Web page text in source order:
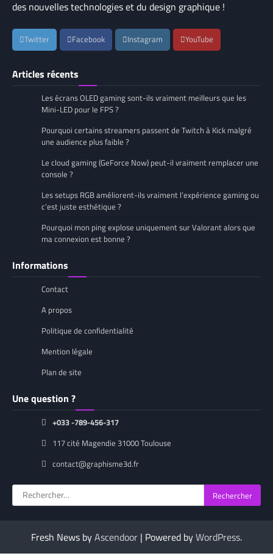
des nouvelles technologies et du design graphique !
Twitter Facebook Instagram YouTube
Articles récents
Les écrans OLED gaming sont-ils vraiment meilleurs que les
Mini-LED pour le FPS ?
Pourquoi certains streamers passent de Twitch à Kick malgré
une audience plus faible ?
Le cloud gaming (GeForce Now) peut-il vraiment remplacer une
console ?
Les setups RGB améliorent-ils vraiment l’expérience gaming ou
c’est juste esthétique ?
Pourquoi mon ping explose uniquement sur Valorant alors que
ma connexion est bonne ?
Informations
Contact
A propos
Politique de confidentialité
Mention légale
Plan de site
Une question ?
+033 -789-456-317
117 cité Magendie 31000 Toulouse
contact@graphisme3d.fr
Rechercher :
Fresh News byAscendoor | Powered byWordPress.